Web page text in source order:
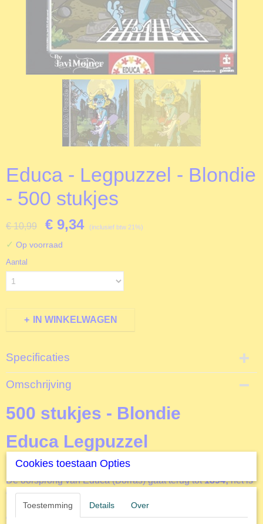
Educa - Legpuzzel - Blondie
- 500 stukjes
€ 10,99 € 9,34 (inclusief btw 21%)
✓ Op voorraad
Aantal
IN WINKELWAGEN
Specificaties
Productcode
D15204
EAN code
8412668152045
Educa
48x34 cm
Omschrijving
500 stukjes - Blondie
Educa Legpuzzel
De oorsprong van Educa (Borras) gaat terug tot1894;het is
een toonaangevend merk in educatieve games en
Spanje(Barcelona). De legpuzzels van Educa worden
gedistribueerd in
meer dan 75 landenover de hele wereld,
Cookies toestaan Opties
Toestemming Details Over